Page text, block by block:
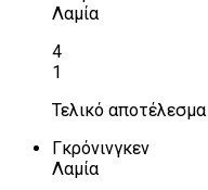
Λαμία
4
1
Τελικό αποτέλεσμα
Γκρόνινγκεν
Λαμία